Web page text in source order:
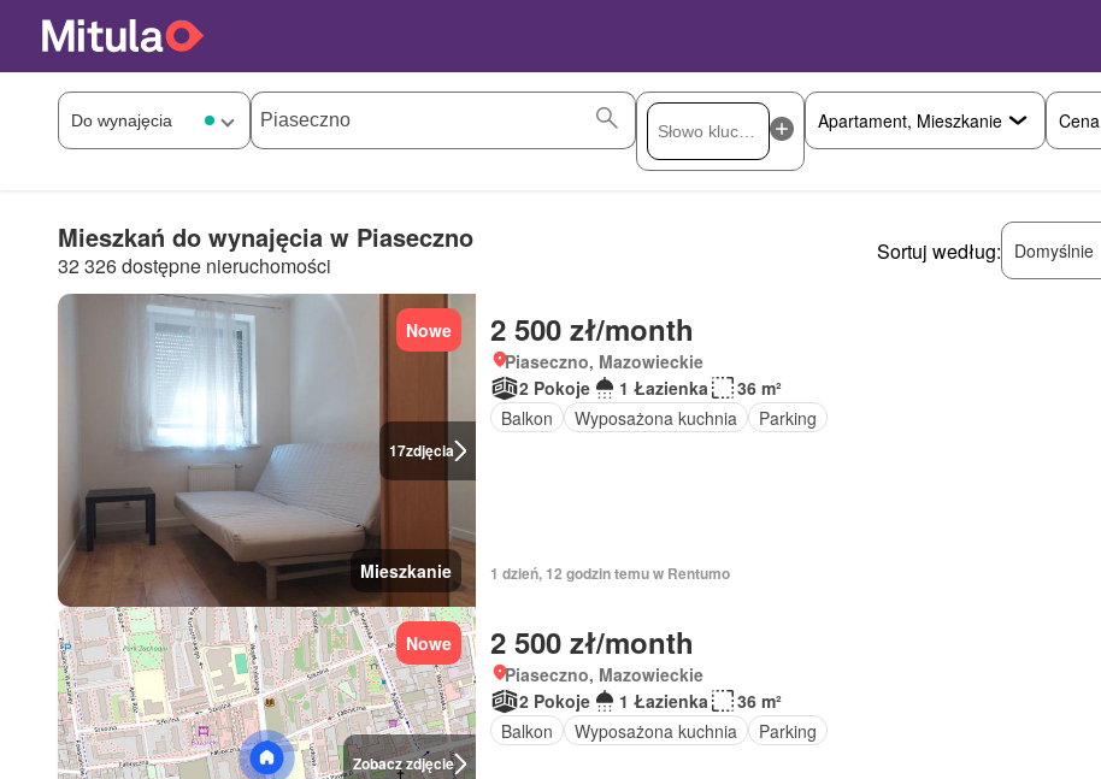
Cena
Mieszkań do wynajęcia w Piaseczno
32 326 dostępne nieruchomości
Sortuj według: Domyślnie
17zdjęcia
Nowe
Mieszkanie
2 500 zł/month
Piaseczno, Mazowieckie
2 Pokoje
1 Łazienka
36 m²
Balkon
Wyposażona kuchnia Parking
1 dzień, 12 godzin temu w Rentumo
Zobacz zdjęcie
Nowe 2 500 zł/month
Piaseczno, Mazowieckie
2 Pokoje
1 Łazienka
36 m²
Balkon
Wyposażona kuchnia Parking